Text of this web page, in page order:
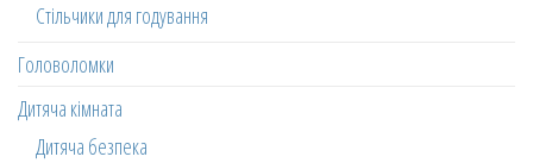
Стільчики для годування
Головоломки
Дитяча кімната
Дитяча безпека